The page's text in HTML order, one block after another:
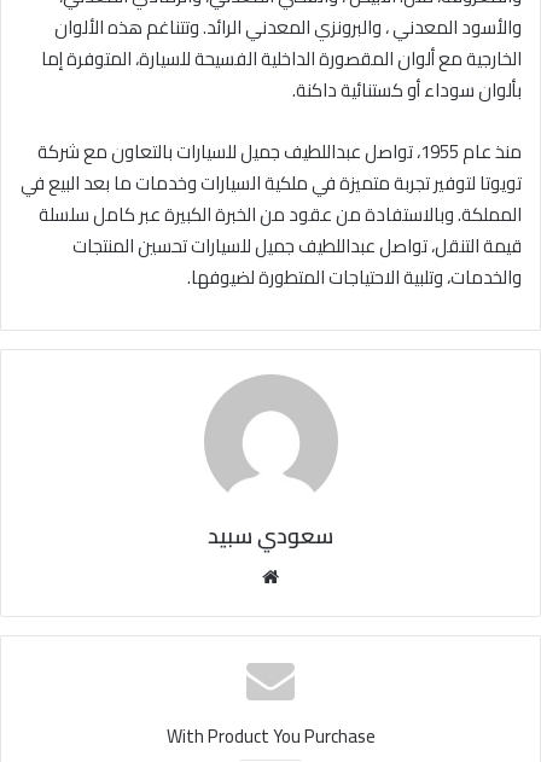
والأسود المعدني ، والبرونزي المعدني الرائد. وتتناغم هذه الألوان
الخارجية مع ألوان المقصورة الداخلية الفسيحة للسيارة، المتوفرة إما
بألوان سوداء أو كستنائية داكنة.
منذ عام 1955، تواصل عبداللطيف جميل للسيارات بالتعاون مع شركة
تويوتا لتوفير تجربة متميزة في ملكية السيارات وخدمات ما بعد البيع في
المملكة. وبالاستفادة من عقود من الخبرة الكبيرة عبر كامل سلسلة
قيمة التنقل، تواصل عبداللطيف جميل للسيارات تحسين المنتجات
والخدمات، وتلبية الاحتياجات المتطورة لضيوفها.
سعودي سبيد
الوي
ب
With Product You Purchase